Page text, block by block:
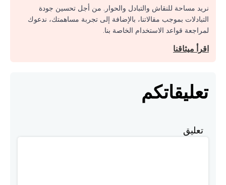
نريد مساحة للنقاش والتبادل والحوار. من أجل تحسين جودة
التبادلات بموجب مقالاتنا، بالإضافة إلى تجربة مساهمتك، ندعوك
لمراجعة قواعد الاستخدام الخاصة بنا.
اقرأ ميثاقنا
تعليقاتكم
تعليق